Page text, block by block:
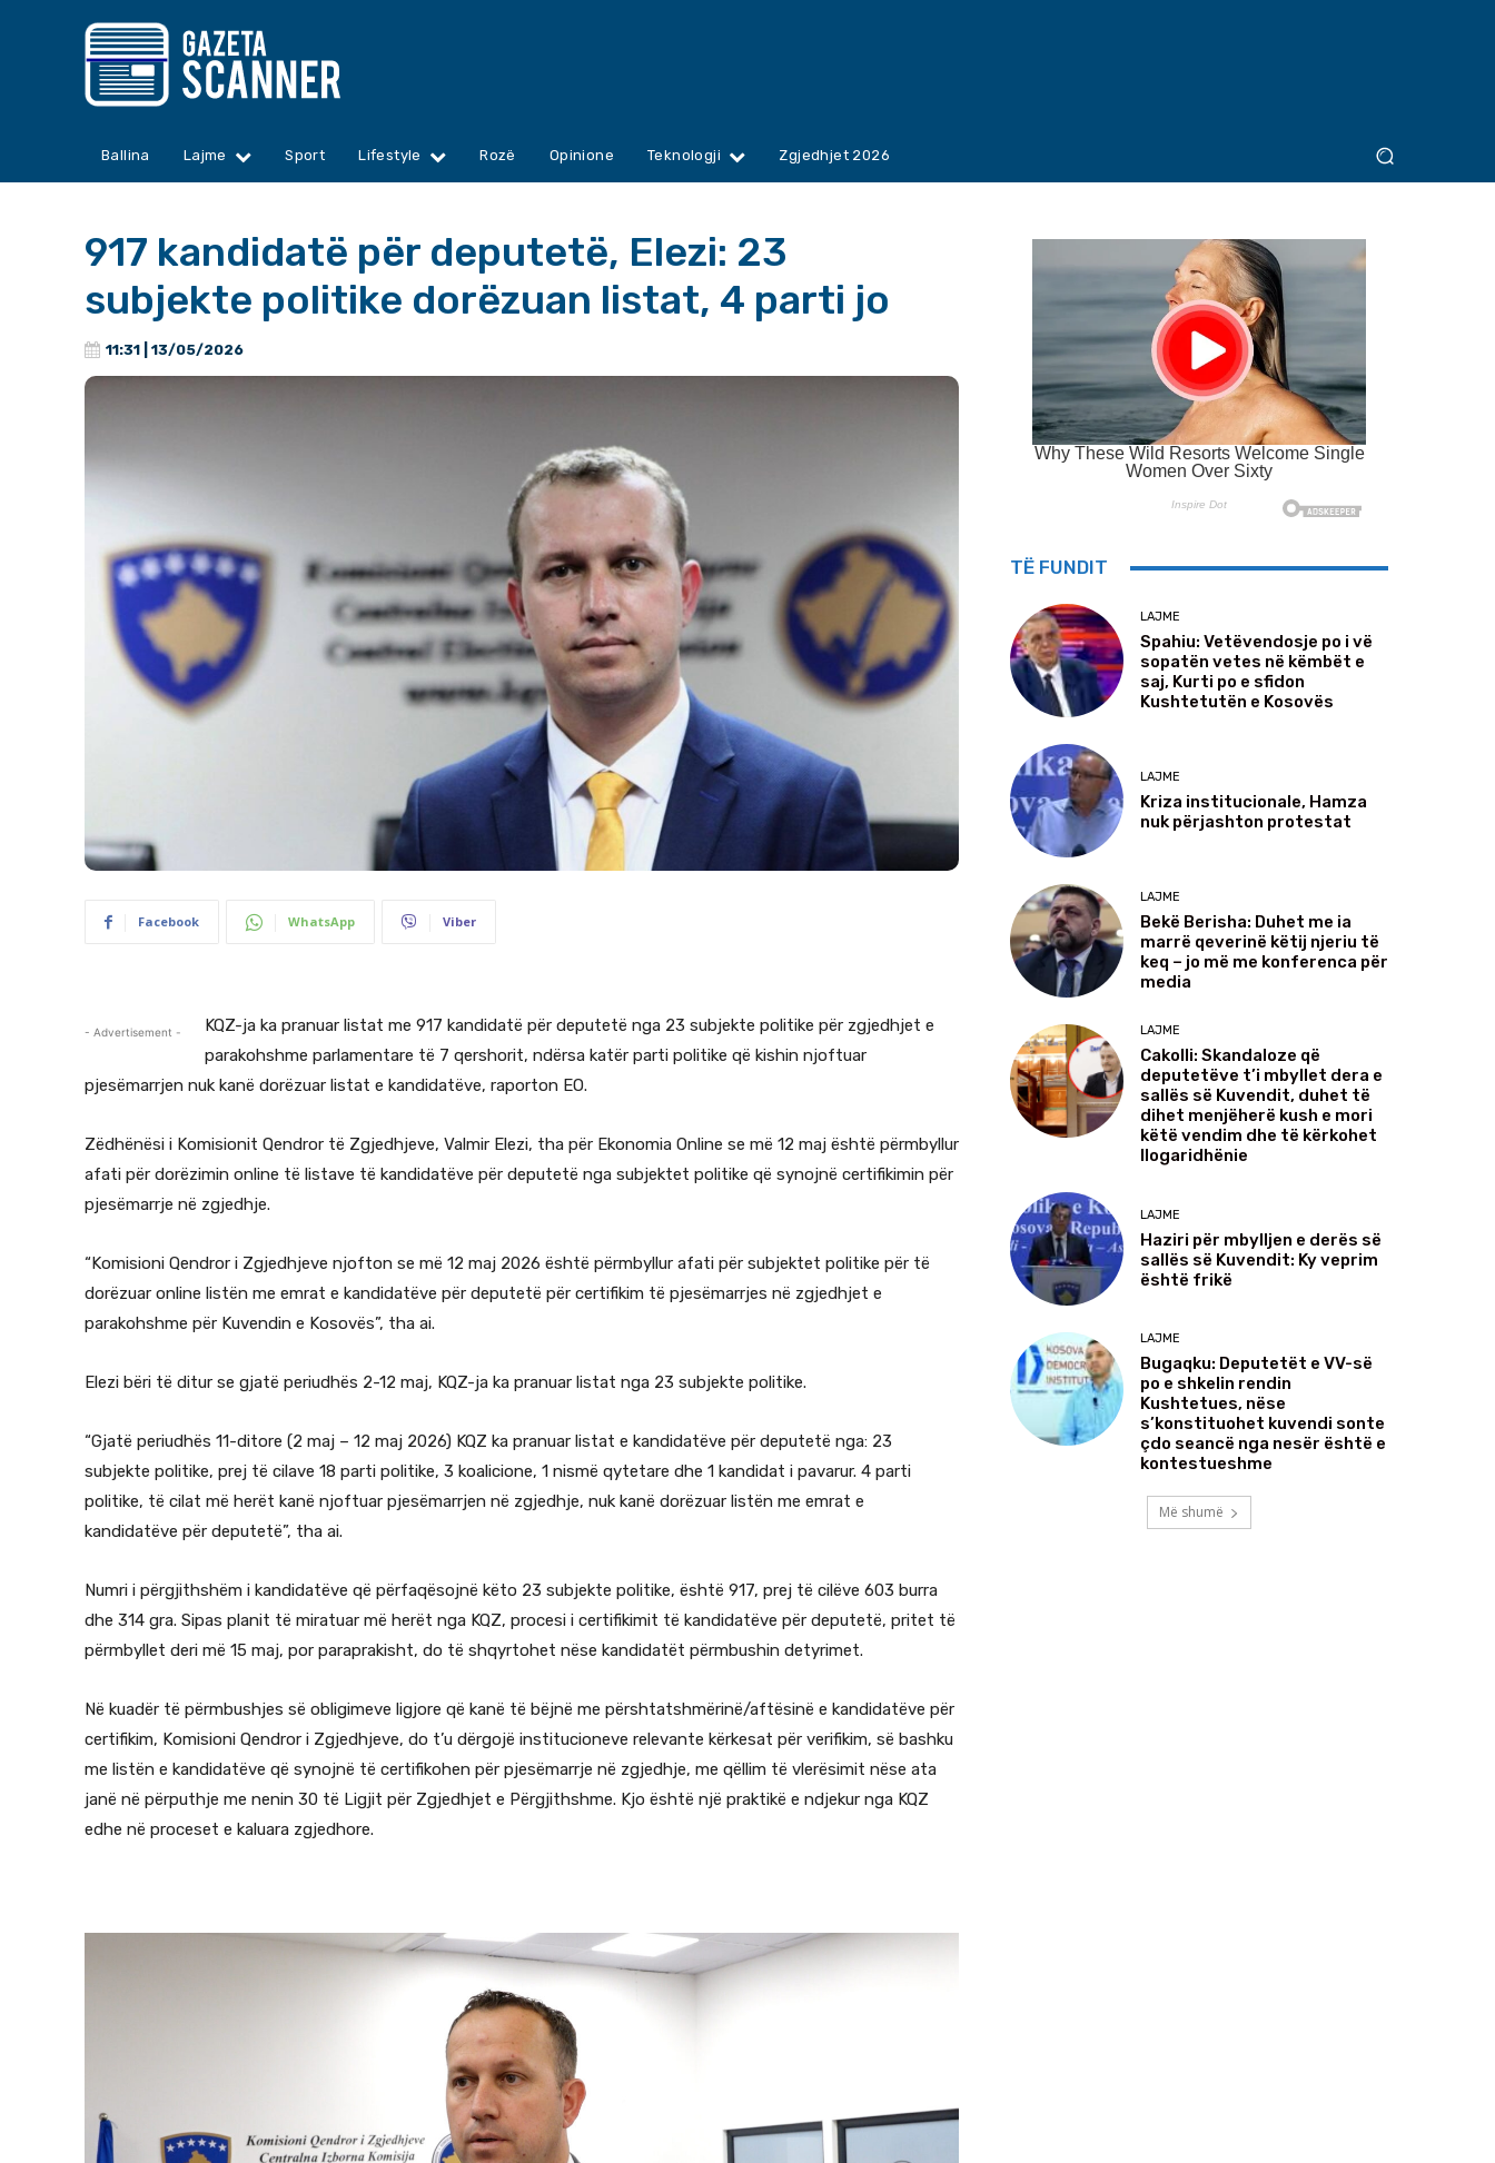
Ballina Lajme Sport Lifestyle Rozë Opinione Teknologji Zgjedhjet 2026
917 kandidatë për deputetë, Elezi: 23
subjekte politike dorëzuan listat, 4 parti jo
11:31 | 13/05/2026
Facebook WhatsApp Viber
- Advertisement -
KQZ-ja ka pranuar listat me 917 kandidatë për deputetë nga 23 subjekte politike për zgjedhjet e
parakohshme parlamentare të 7 qershorit, ndërsa katër parti politike që kishin njoftuar
pjesëmarrjen nuk kanë dorëzuar listat e kandidatëve, raporton EO.
Zëdhënësi i Komisionit Qendror të Zgjedhjeve, Valmir Elezi, tha për Ekonomia Online se më 12 maj është përmbyllur
afati për dorëzimin online të listave të kandidatëve për deputetë nga subjektet politike që synojnë certifikimin për
pjesëmarrje në zgjedhje.
“Komisioni Qendror i Zgjedhjeve njofton se më 12 maj 2026 është përmbyllur afati për subjektet politike për të
dorëzuar online listën me emrat e kandidatëve për deputetë për certifikim të pjesëmarrjes në zgjedhjet e
parakohshme për Kuvendin e Kosovës”, tha ai.
Elezi bëri të ditur se gjatë periudhës 2-12 maj, KQZ-ja ka pranuar listat nga 23 subjekte politike.
“Gjatë periudhës 11-ditore (2 maj – 12 maj 2026) KQZ ka pranuar listat e kandidatëve për deputetë nga: 23
subjekte politike, prej të cilave 18 parti politike, 3 koalicione, 1 nismë qytetare dhe 1 kandidat i pavarur. 4 parti
politike, të cilat më herët kanë njoftuar pjesëmarrjen në zgjedhje, nuk kanë dorëzuar listën me emrat e
kandidatëve për deputetë”, tha ai.
Numri i përgjithshëm i kandidatëve që përfaqësojnë këto 23 subjekte politike, është 917, prej të cilëve 603 burra
dhe 314 gra. Sipas planit të miratuar më herët nga KQZ, procesi i certifikimit të kandidatëve për deputetë, pritet të
përmbyllet deri më 15 maj, por paraprakisht, do të shqyrtohet nëse kandidatët përmbushin detyrimet.
Në kuadër të përmbushjes së obligimeve ligjore që kanë të bëjnë me përshtatshmërinë/aftësinë e kandidatëve për
certifikim, Komisioni Qendror i Zgjedhjeve, do t’u dërgojë institucioneve relevante kërkesat për verifikim, së bashku
me listën e kandidatëve që synojnë të certifikohen për pjesëmarrje në zgjedhje, me qëllim të vlerësimit nëse ata
janë në përputhje me nenin 30 të Ligjit për Zgjedhjet e Përgjithshme. Kjo është një praktikë e ndjekur nga KQZ
edhe në proceset e kaluara zgjedhore.
TË FUNDIT
LAJME
Spahiu: Vetëvendosje po i vë
sopatën vetes në këmbët e
saj, Kurti po e sfidon
Kushtetutën e Kosovës
LAJME
Kriza institucionale, Hamza
nuk përjashton protestat
LAJME
Bekë Berisha: Duhet me ia
marrë qeverinë këtij njeriu të
keq – jo më me konferenca për
media
LAJME
Cakolli: Skandaloze që
deputetëve t’i mbyllet dera e
sallës së Kuvendit, duhet të
dihet menjëherë kush e mori
këtë vendim dhe të kërkohet
llogaridhënie
LAJME
Haziri për mbylljen e derës së
sallës së Kuvendit: Ky veprim
është frikë
LAJME
Bugaqku: Deputetët e VV-së
po e shkelin rendin
Kushtetues, nëse
s’konstituohet kuvendi sonte
çdo seancë nga nesër është e
kontestueshme
Më shumë